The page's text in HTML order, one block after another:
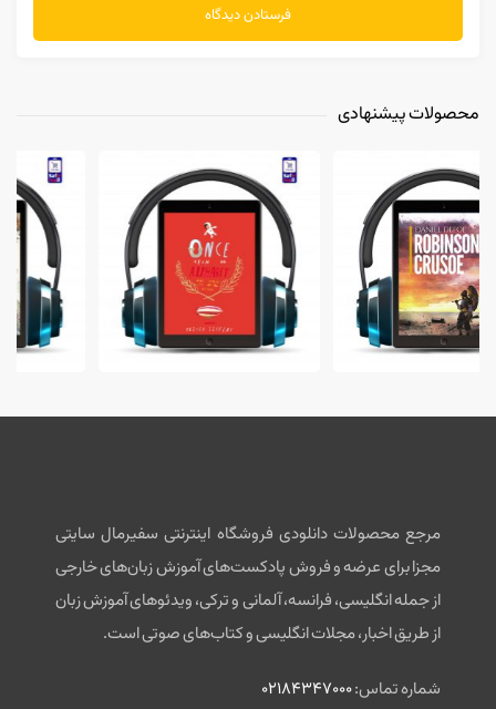
محصولات پیشنهادی
مرجع محصولات دانلودی فروشگاه اینترنتی سفیرمال سایتی
مجزا برای عرضه و فروش پادکست‌های آموزش زبان‌های خارجی
از جمله انگلیسی، فرانسه، آلمانی و ترکی، ویدئوهای آموزش زبان
از طریق اخبار، مجلات انگلیسی و کتاب‌های صوتی است.
شماره تماس:02184347000